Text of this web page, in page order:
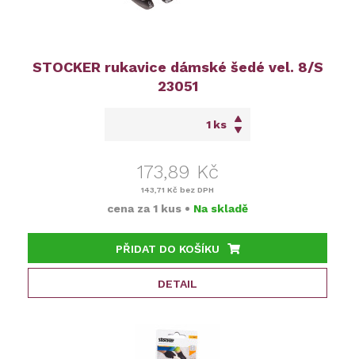
STOCKER rukavice dámské šedé vel. 8/S
23051
ks
173,89 Kč
143,71 Kč bez DPH
cena za 1 kus • Na skladě
PŘIDAT DO KOŠÍKU
DETAIL